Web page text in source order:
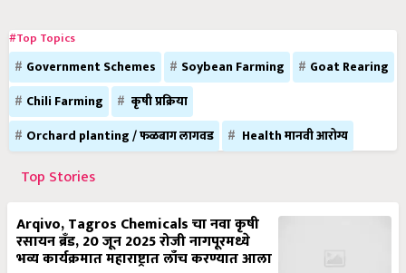
#Top Topics
Government Schemes Soybean Farming
Goat Rearing
Chili Farming
कृषी प्रक्रिया
Orchard planting / फळबाग लागवड
Health मानवी आरोग्य
Top Stories
Arqivo, Tagros Chemicals चा नवा कृषी
रसायन ब्रँड, 20 जून 2025 रोजी नागपूरमध्ये
भव्य कार्यक्रमात महाराष्ट्रात लाँच करण्यात आला